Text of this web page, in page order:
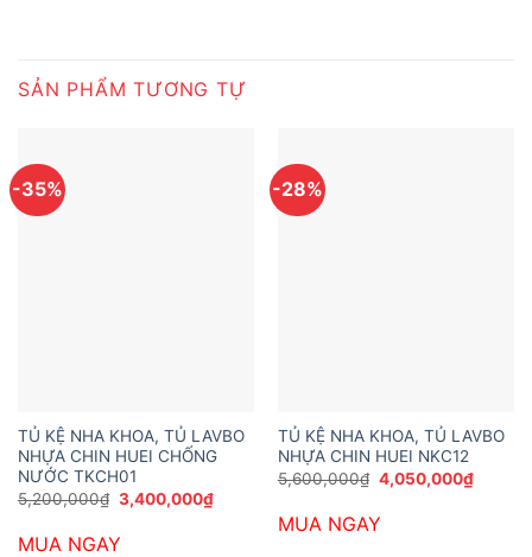
SẢN PHẨM TƯƠNG TỰ
-35%
TỦ KỆ NHA KHOA, TỦ LAVBO
NHỰA CHIN HUEI CHỐNG
NƯỚC TKCH01
5,200,000₫ Giá
gốc
5,200,000₫.
3,400,000₫Giá
hiện
MUA NGAY
-28%
TỦ KỆ NHA KHOA, TỦ LAVBO
NHỰA CHIN HUEI NKC12
5,600,000₫ Giá
gốc
5,600,000₫.
4,050,000₫Giá
hiện
MUA NGAY